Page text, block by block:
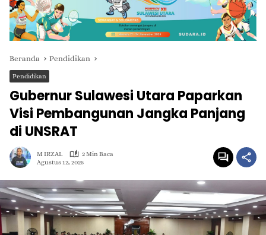
Beranda Pendidikan
Pendidikan
Gubernur Sulawesi Utara Paparkan
Visi Pembangunan Jangka Panjang
di UNSRAT
M IRZAL
2 Min Baca
Agustus 12, 2025